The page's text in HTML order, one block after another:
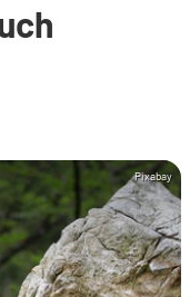
Pixabay